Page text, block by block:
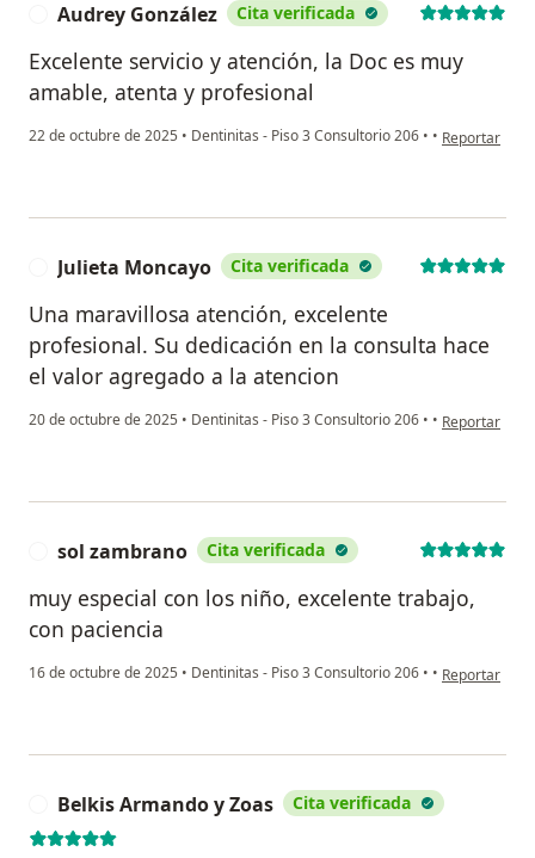
Audrey González Cita verificada
Excelente servicio y atención, la Doc es muy
amable, atenta y profesional
22 de octubre de 2025 • Dentinitas - Piso 3 Consultorio 206 • • en opinión
Reportar
Julieta Moncayo Cita verificada
Una maravillosa atención, excelente
profesional. Su dedicación en la consulta hace
el valor agregado a la atencion
20 de octubre de 2025 • Dentinitas - Piso 3 Consultorio 206 • • en opinión
Reportar
sol zambrano Cita verificada
muy especial con los niño, excelente trabajo,
con paciencia
16 de octubre de 2025 • Dentinitas - Piso 3 Consultorio 206 • • en opinión
Reportar
Belkis Armando y Zoas Cita verificada